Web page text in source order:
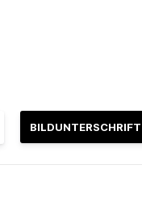
BILDUNTERSCHRIFT